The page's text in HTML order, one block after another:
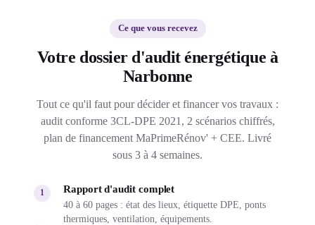
Ce que vous recevez
Votre dossier d'audit énergétique à
Narbonne
Tout ce qu'il faut pour décider et financer vos travaux :
audit conforme 3CL-DPE 2021, 2 scénarios chiffrés,
plan de financement MaPrimeRénov' + CEE. Livré
sous 3 à 4 semaines.
1 Rapport d'audit complet
40 à 60 pages : état des lieux, étiquette DPE, ponts
thermiques, ventilation, équipements.